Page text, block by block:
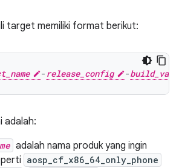
target memiliki format berikut:
- release_config -
adalah:
adalah nama produk yang ingin
aosp_cf_x86_64_only_phone